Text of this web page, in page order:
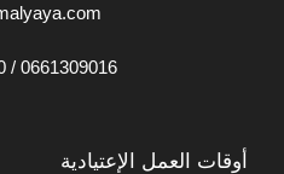
0661309016 / 0777003210
أوقات العمل الإعتيادية